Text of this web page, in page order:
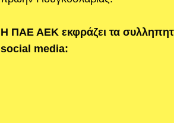
Η ΠΑΕ ΑΕΚ εκφράζει τα
social media: